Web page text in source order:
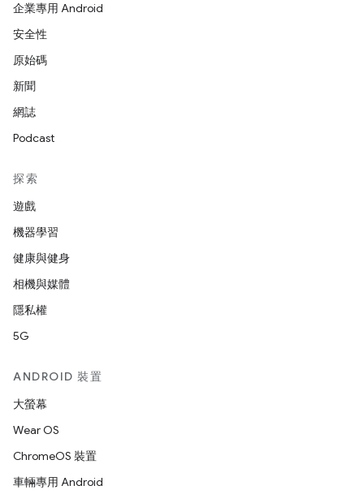
企業專用 Android
安全性
原始碼
新聞
網誌
Podcast
探索
遊戲
機器學習
健康與健身
相機與媒體
隱私權
5G
ANDROID 裝置
大螢幕
Wear OS
ChromeOS 裝置
車輛專用 Android